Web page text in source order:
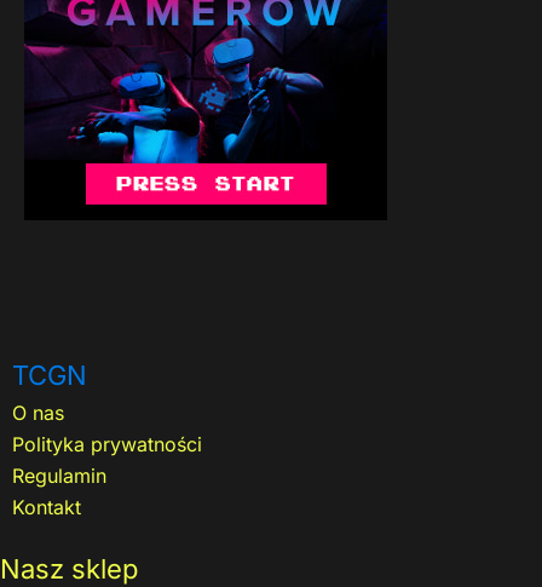
TCGN
O nas
Polityka prywatności
Regulamin
Kontakt
Nasz sklep